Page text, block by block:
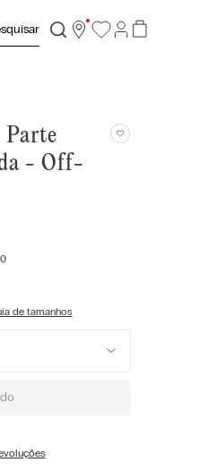
- Off-